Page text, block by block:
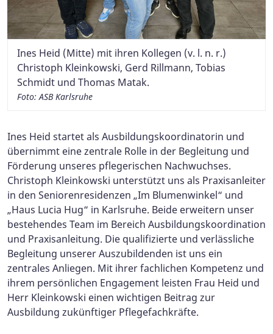
Ines Heid (Mitte) mit ihren Kollegen (v. l. n. r.)
Christoph Kleinkowski, Gerd Rillmann, Tobias
Schmidt und Thomas Matak.
Foto: ASB Karlsruhe
Ines Heid startet als Ausbildungskoordinatorin und
übernimmt eine zentrale Rolle in der Begleitung und
Förderung unseres pflegerischen Nachwuchses.
Christoph Kleinkowski unterstützt uns als Praxisanleiter
in den Seniorenresidenzen „Im Blumenwinkel“ und
„Haus Lucia Hug“ in Karlsruhe. Beide erweitern unser
bestehendes Team im Bereich Ausbildungskoordination
und Praxisanleitung. Die qualifizierte und verlässliche
Begleitung unserer Auszubildenden ist uns ein
zentrales Anliegen. Mit ihrer fachlichen Kompetenz und
ihrem persönlichen Engagement leisten Frau Heid und
Herr Kleinkowski einen wichtigen Beitrag zur
Ausbildung zukünftiger Pflegefachkräfte.